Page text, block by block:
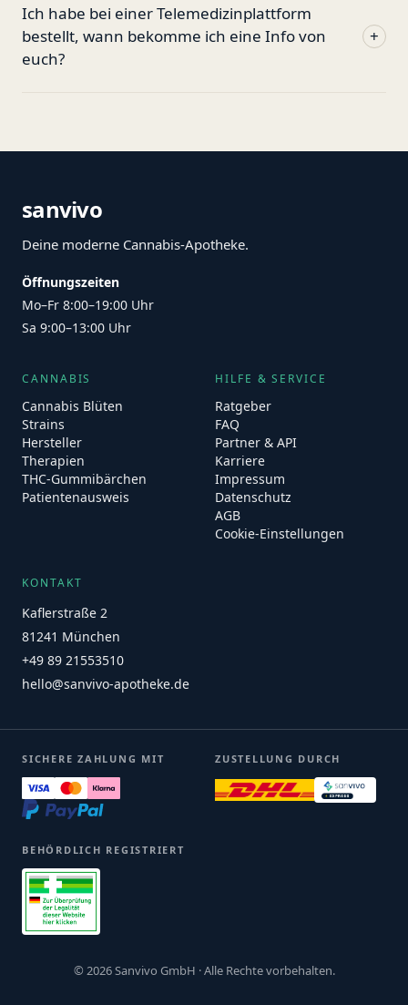
Ich habe bei einer Telemedizinplattform
bestellt, wann bekomme ich eine Info von
euch?
+
sanvivo
Deine moderne Cannabis-Apotheke.
Öffnungszeiten
Mo–Fr 8:00–19:00 Uhr
Sa 9:00–13:00 Uhr
CANNABIS
Cannabis Blüten
Strains
Hersteller
Therapien
THC-Gummibärchen
Patientenausweis
HILFE & SERVICE
Ratgeber
FAQ
Partner & API
Karriere
Impressum
Datenschutz
AGB
Cookie-Einstellungen
KONTAKT
Kaflerstraße 2
81241 München
+49 89 21553510
hello@sanvivo-apotheke.de
SICHERE ZAHLUNG MIT ZUSTELLUNG DURCH
BEHÖRDLICH REGISTRIERT
© 2026 Sanvivo GmbH · Alle Rechte vorbehalten.